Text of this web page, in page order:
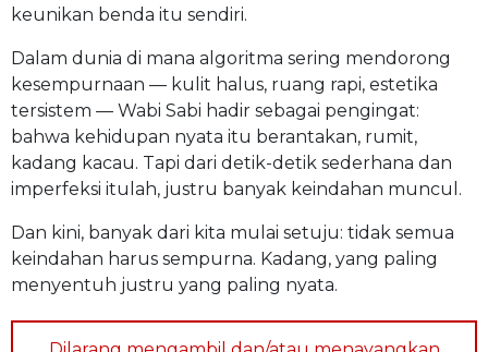
keunikan benda itu sendiri.
Dalam dunia di mana algoritma sering mendorong
kesempurnaan — kulit halus, ruang rapi, estetika
tersistem — Wabi Sabi hadir sebagai pengingat:
bahwa kehidupan nyata itu berantakan, rumit,
kadang kacau. Tapi dari detik-detik sederhana dan
imperfeksi itulah, justru banyak keindahan muncul.
Dan kini, banyak dari kita mulai setuju: tidak semua
keindahan harus sempurna. Kadang, yang paling
menyentuh justru yang paling nyata.